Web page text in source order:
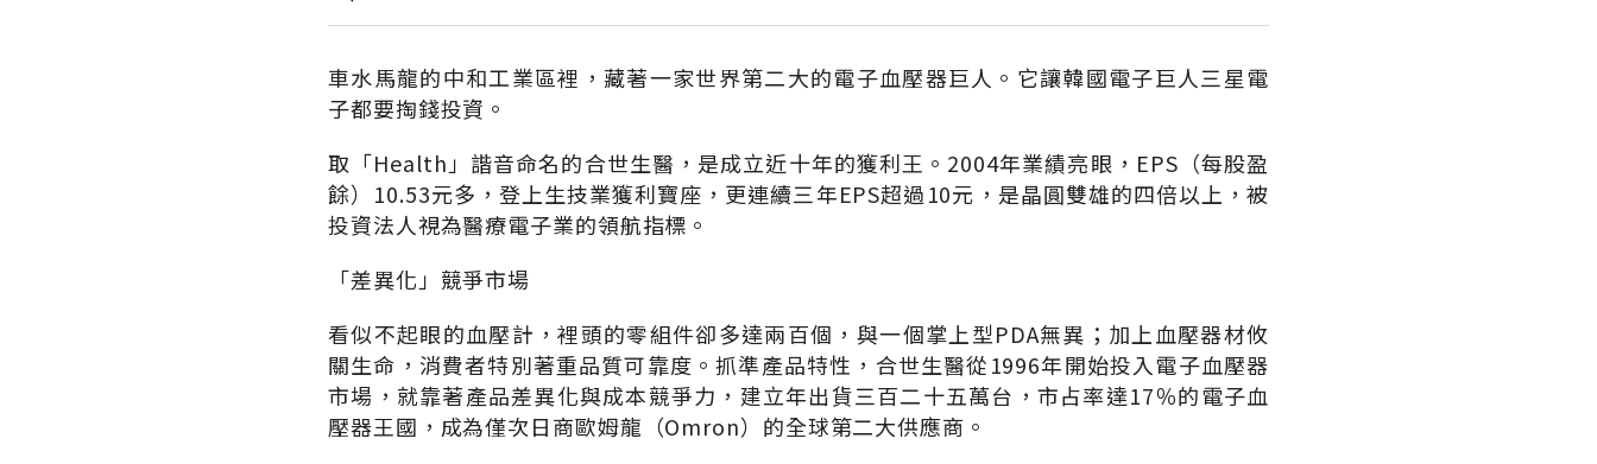
車水馬龍的中和工業區裡，藏著一家世界第二大的電子血壓器巨人。它讓韓國電子巨人三星電
子都要掏錢投資。
取「Health」諧音命名的合世生醫，是成立近十年的獲利王。2004年業績亮眼，EPS（每股盈
餘）10.53元多，登上生技業獲利寶座，更連續三年EPS超過10元，是晶圓雙雄的四倍以上，被
投資法人視為醫療電子業的領航指標。
「差異化」競爭市場
看似不起眼的血壓計，裡頭的零組件卻多達兩百個，與一個掌上型PDA無異；加上血壓器材攸
關生命，消費者特別著重品質可靠度。抓準產品特性，合世生醫從1996年開始投入電子血壓器
市場，就靠著產品差異化與成本競爭力，建立年出貨三百二十五萬台，市占率達17％的電子血
壓器王國，成為僅次日商歐姆龍（Omron）的全球第二大供應商。